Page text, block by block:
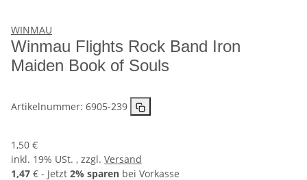
WINMAU
Winmau Flights Rock Band Iron
Maiden Book of Souls
Artikelnummer: 6905-239
1,50 €
inkl. 19% USt. , zzgl. Versand
1,47 € - Jetzt 2% sparen bei Vorkasse